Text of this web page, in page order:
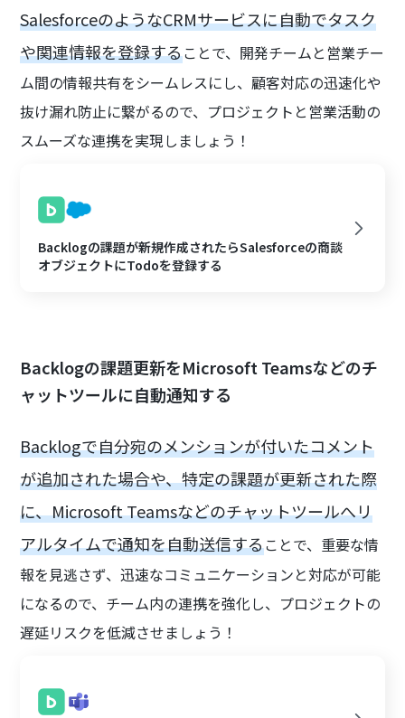
SalesforceのようなCRMサービスに自動でタスク
や関連情報を登録することで、開発チームと営業チー
ム間の情報共有をシームレスにし、顧客対応の迅速化や
抜け漏れ防止に繋がるので、プロジェクトと営業活動の
スムーズな連携を実現しましょう！
Backlogの課題が新規作成されたらSalesforceの商談
オブジェクトにTodoを登録する
Backlogの課題更新をMicrosoft Teamsなどのチ
ャットツールに自動通知する
Backlogで自分宛のメンションが付いたコメント
が追加された場合や、特定の課題が更新された際
に、Microsoft Teamsなどのチャットツールへリ
アルタイムで通知を自動送信することで、重要な情
報を見逃さず、迅速なコミュニケーションと対応が可能
になるので、チーム内の連携を強化し、プロジェクトの
遅延リスクを低減させましょう！